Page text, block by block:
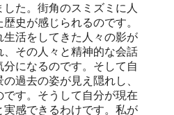
た。街角のスミズミに人
史が感じられるのです。
活をしてきた人々の影が
、その人々と精神的な会話
になるのです。そして自
過去の姿が見え隠れし、
す。そうして自分が現在
実感できるわけです。私が